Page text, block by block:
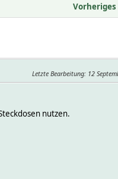
Vorheriges
Letzte Bearbeitung: 12
nutzen.